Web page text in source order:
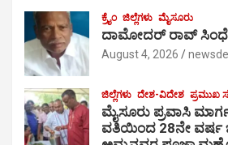
ಕ್ರೈಂ ಜಿಲ್ಲೆಗಳು ಮೈಸೂರು
ದಾಮೋದರ್ ರಾವ್
August 4, 2026
ಜಿಲ್ಲೆಗಳು ದೇಶ-ವಿದೇಶ ಪ್ರಮುಖ
ಮೈಸೂರು ಪ್ರವಾಸಿ
ವತಿಯಿಂದ 28ನೇ ವರ್ಷ